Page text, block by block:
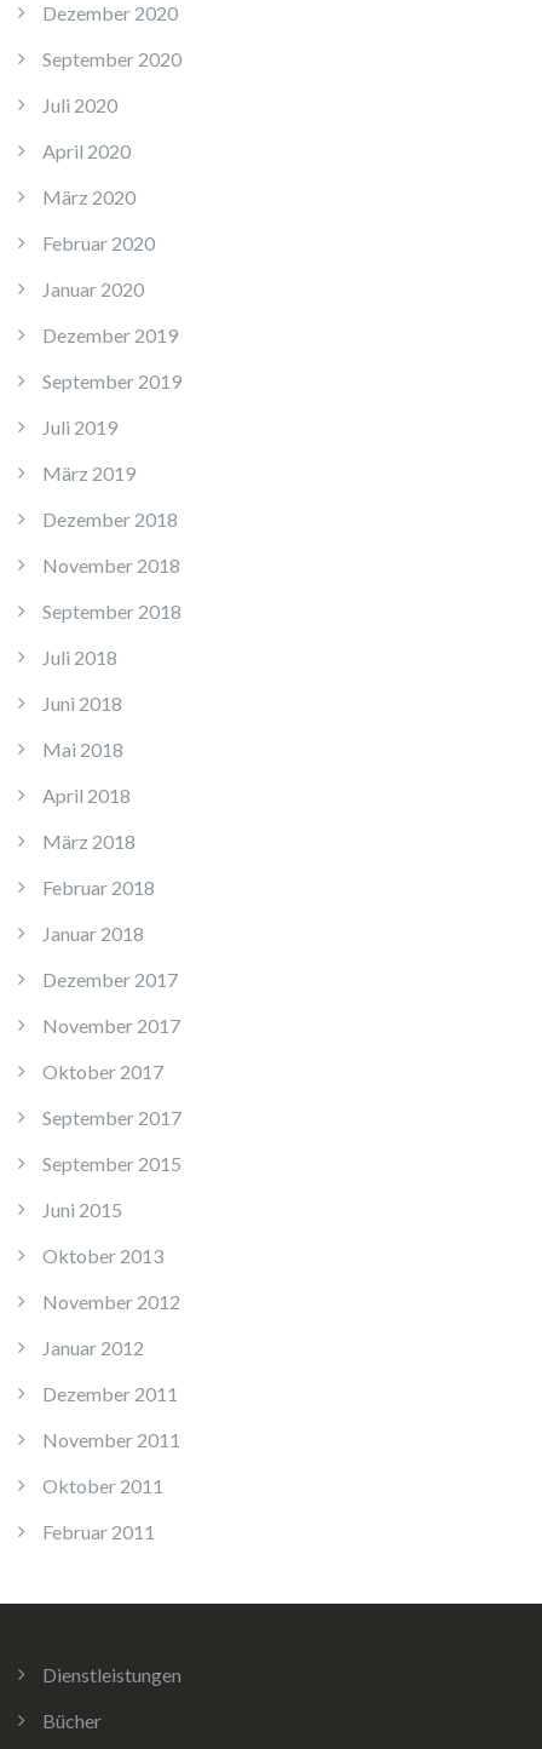
Dezember 2020
September 2020
Juli 2020
April 2020
März 2020
Februar 2020
Januar 2020
Dezember 2019
September 2019
Juli 2019
März 2019
Dezember 2018
November 2018
September 2018
Juli 2018
Juni 2018
Mai 2018
April 2018
März 2018
Februar 2018
Januar 2018
Dezember 2017
November 2017
Oktober 2017
September 2017
September 2015
Juni 2015
Oktober 2013
November 2012
Januar 2012
Dezember 2011
November 2011
Oktober 2011
Februar 2011
Dienstleistungen
Bücher